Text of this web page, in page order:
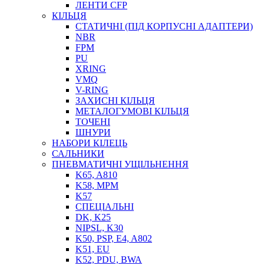
МАСТИЛЬНЕ ОБЛАДНАННЯ
ПІСТОЛЕТИ
НАСОСИ ТА ПОМПИ
НАГНІТАЧІ
МУФТИ (НАСАДКИ) ДЛЯ ШПРИЦІВ
МАСЛЯНКИ, ЛІЙКИ
ПРЕС-МАСЛЯНКИ
ШЛАНГИ, ТРУБКИ
ШПРИЦИ МАСТИЛЬНІ
ЛЕНТИ CFP
КІЛЬЦЯ
СТАТИЧНІ (ПІД КОРПУСНІ АДАПТЕРИ)
NBR
FPM
PU
XRING
VMQ
V-RING
ЗАХИСНІ КІЛЬЦЯ
МЕТАЛОГУМОВІ КІЛЬЦЯ
ТОЧЕНІ
ШНУРИ
НАБОРИ КІЛЕЦЬ
САЛЬНИКИ
ПНЕВМАТИЧНІ УЩІЛЬНЕННЯ
K65, A810
K58, MPM
K57
СПЕЦІАЛЬНІ
DK, K25
NIPSL, K30
K50, PSP, E4, A802
K51, EU
K52, PDU, BWA